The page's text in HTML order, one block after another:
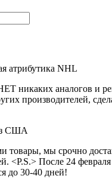
атрибутика NHL
никаких аналогов и
производителей,
США
товары, мы срочно
<P.S.> После 24
до 30-40 дней!